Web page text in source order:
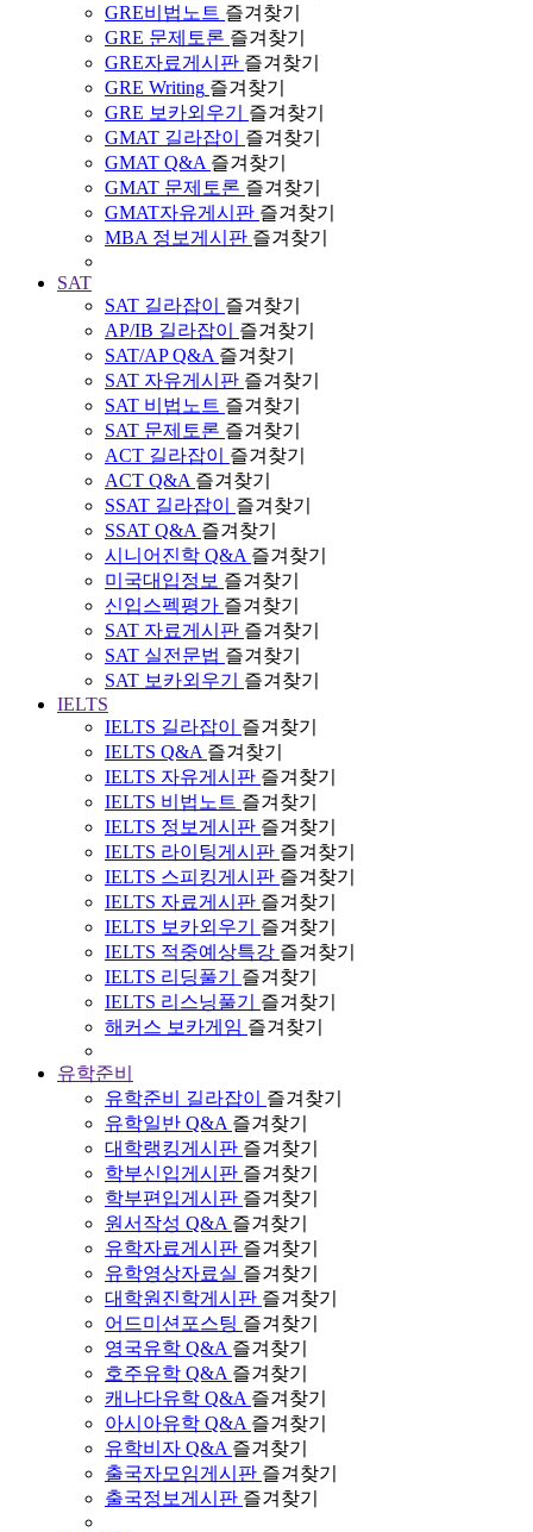
GRE비법노트 즐겨찾기
GRE 문제토론 즐겨찾기
GRE자료게시판 즐겨찾기
GRE Writing 즐겨찾기
GRE 보카외우기
즐겨찾기
GMAT 길라잡이
즐겨찾기
GMAT Q&A 즐겨찾기
GMAT 문제토론 즐겨찾기
GMAT자유게시판 즐겨찾기
MBA 정보게시판 즐겨찾기
SAT
SAT 길라잡이
즐겨찾기
AP/IB 길라잡이
즐겨찾기
SAT/AP Q&A 즐겨찾기
SAT 자유게시판 즐겨찾기
SAT 비법노트 즐겨찾기
SAT 문제토론 즐겨찾기
ACT 길라잡이
즐겨찾기
ACT Q&A 즐겨찾기
SSAT 길라잡이
즐겨찾기
SSAT Q&A 즐겨찾기
시니어진학 Q&A 즐겨찾기
미국대입정보 즐겨찾기
신입스펙평가 즐겨찾기
SAT 자료게시판 즐겨찾기
SAT 실전문법 즐겨찾기
SAT 보카외우기
즐겨찾기
IELTS
IELTS 길라잡이
즐겨찾기
IELTS Q&A 즐겨찾기
IELTS 자유게시판 즐겨찾기
IELTS 비법노트 즐겨찾기
IELTS 정보게시판 즐겨찾기
IELTS 라이팅게시판 즐겨찾기
IELTS 스피킹게시판 즐겨찾기
IELTS 자료게시판 즐겨찾기
IELTS 보카외우기
즐겨찾기
IELTS 적중예상특강 즐겨찾기
IELTS 리딩풀기
즐겨찾기
IELTS 리스닝풀기
즐겨찾기
해커스 보카게임 즐겨찾기
유학준비
유학준비 길라잡이
즐겨찾기
유학일반 Q&A 즐겨찾기
대학랭킹게시판 즐겨찾기
학부신입게시판 즐겨찾기
학부편입게시판 즐겨찾기
원서작성 Q&A 즐겨찾기
유학자료게시판 즐겨찾기
유학영상자료실 즐겨찾기
대학원진학게시판 즐겨찾기
어드미션포스팅 즐겨찾기
영국유학 Q&A 즐겨찾기
호주유학 Q&A 즐겨찾기
캐나다유학 Q&A 즐겨찾기
아시아유학 Q&A 즐겨찾기
유학비자 Q&A 즐겨찾기
출국자모임게시판 즐겨찾기
출국정보게시판 즐겨찾기